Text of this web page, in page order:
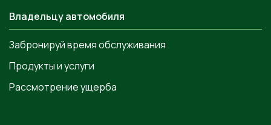
Владельцу автомобиля
Забронируй время обслуживания
Продукты и услуги
Рассмотрение ущерба